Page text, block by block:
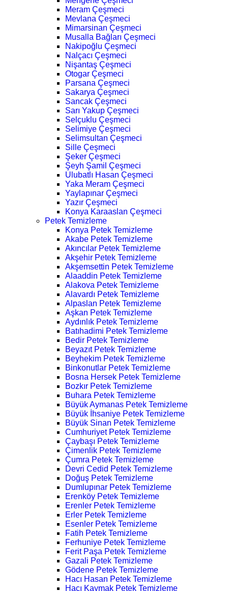
Meram Çeşmeci
Mevlana Çeşmeci
Mimarsinan Çeşmeci
Musalla Bağları Çeşmeci
Nakipoğlu Çeşmeci
Nalçacı Çeşmeci
Nişantaş Çeşmeci
Otogar Çeşmeci
Parsana Çeşmeci
Sakarya Çeşmeci
Sancak Çeşmeci
Sarı Yakup Çeşmeci
Selçuklu Çeşmeci
Selimiye Çeşmeci
Selimsultan Çeşmeci
Sille Çeşmeci
Şeker Çeşmeci
Şeyh Şamil Çeşmeci
Ulubatlı Hasan Çeşmeci
Yaka Meram Çeşmeci
Yaylapınar Çeşmeci
Yazır Çeşmeci
Konya Karaaslan Çeşmeci
Petek Temizleme
Konya Petek Temizleme
Akabe Petek Temizleme
Akıncılar Petek Temizleme
Akşehir Petek Temizleme
Akşemsettin Petek Temizleme
Alaaddin Petek Temizleme
Alakova Petek Temizleme
Alavardı Petek Temizleme
Alpaslan Petek Temizleme
Aşkan Petek Temizleme
Aydınlık Petek Temizleme
Batıhadimi Petek Temizleme
Bedir Petek Temizleme
Beyazıt Petek Temizleme
Beyhekim Petek Temizleme
Binkonutlar Petek Temizleme
Bosna Hersek Petek Temizleme
Bozkır Petek Temizleme
Buhara Petek Temizleme
Büyük Aymanas Petek Temizleme
Büyük İhsaniye Petek Temizleme
Büyük Sinan Petek Temizleme
Cumhuriyet Petek Temizleme
Çaybaşı Petek Temizleme
Çimenlik Petek Temizleme
Çumra Petek Temizleme
Devri Cedid Petek Temizleme
Doğuş Petek Temizleme
Dumlupınar Petek Temizleme
Erenköy Petek Temizleme
Erenler Petek Temizleme
Erler Petek Temizleme
Esenler Petek Temizleme
Fatih Petek Temizleme
Ferhuniye Petek Temizleme
Ferit Paşa Petek Temizleme
Gazali Petek Temizleme
Gödene Petek Temizleme
Hacı Hasan Petek Temizleme
Hacı Kaymak Petek Temizleme